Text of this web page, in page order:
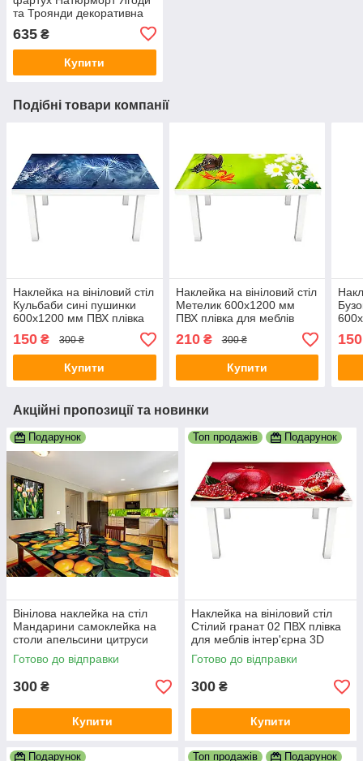
та Троянди декоративна
ПВХ 600х2500 мм
635 ₴
Купити
Подібні товари компанії
Наклейка на вініловий стіл
Кульбаби сині пушинки
600х1200 мм ПВХ плівка
для меблів інтер'єрна 3D
150 ₴ 300 ₴
Купити
Наклейка на вініловий стіл
Метелик 600х1200 мм
ПВХ плівка для меблів
інтер'єрна 3D трава
ромашки зелений
210₴ 300 ₴
Купити
для
150
Акційні пропозиції та новинки
Подарунок
Вінілова наклейка на стіл
Мандарини самоклейка на
столи апельсини цитруси
помаранчевий принт
600х1200 мм
Готово до відправки
300 ₴
Купити
Топ продажів Подарунок
Наклейка на вініловий стіл
Стілий гранат 02 ПВХ плівка
для меблів інтер'єрна 3D
червоні зерна 600х1200 мм
Готово до відправки
300 ₴
Купити
Подарунок Топ продажів Подарунок